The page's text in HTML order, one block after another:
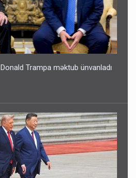
Trampa məktub ünvanladı